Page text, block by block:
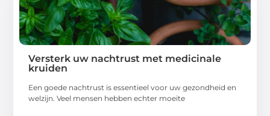
Versterk uw nachtrust met medicinale
kruiden
Een goede nachtrust is essentieel voor uw gezondheid en
welzijn. Veel mensen hebben echter moeite